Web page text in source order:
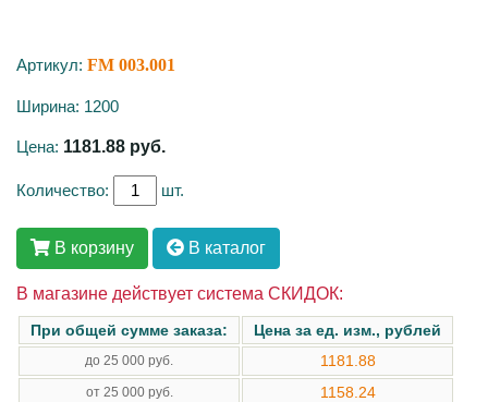
Артикул: FM 003.001
Ширина: 1200
Цена: 1181.88 руб.
Количество: шт.
В корзину В каталог
В магазине действует система СКИДОК:
При общей сумме заказа: Цена за ед. изм., рублей
до 25 000 руб. 1181.88
от 25 000 руб. 1158.24